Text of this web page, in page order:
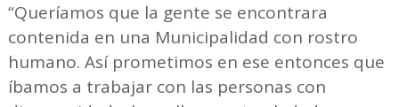
“Queríamos que la gente se encontrara
contenida en una Municipalidad con rostro
humano. Así prometimos en ese entonces que
íbamos a trabajar con las personas con